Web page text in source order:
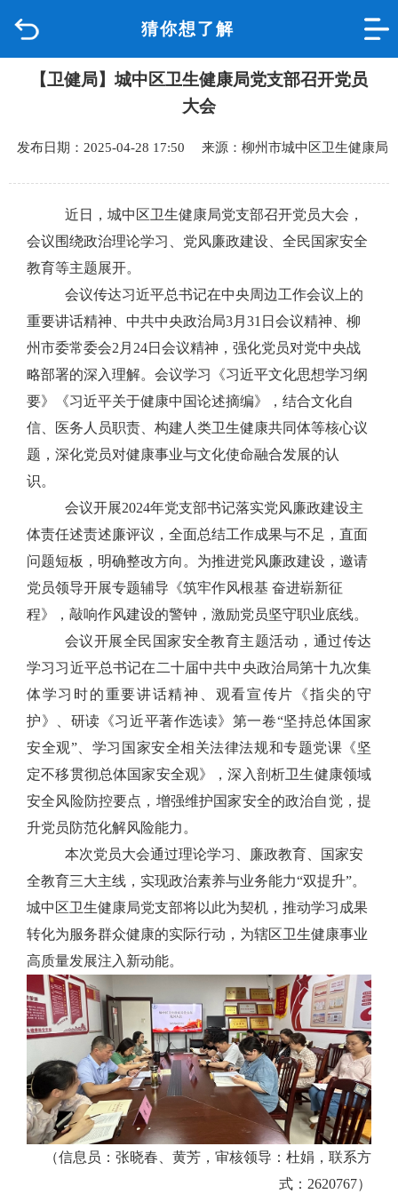
猜你想了解
品质城中
政府信息公开
互动回应
数据专题
【卫健局】城中区卫生健康局党支部召开党员
大会
发布日期：2025-04-28 17:50 来源：柳州市城中区卫生健康局
近日，城中区卫生健康局党支部召开党员大会，
会议围绕政治理论学习、党风廉政建设、全民国家安全
教育等主题展开。
会议传达习近平总书记在中央周边工作会议上的
重要讲话精神、中共中央政治局3月 31 日会议精神、柳
州市委常委会2 月 24日会议精神， 强化党员对党中央战
略部署的深入理解。 会议学习《习近平文化思想学习纲
要》《习近平关于健康中国论述摘编》， 结合文化自
信、医务人员职责、构建人类卫生健康共同体等核心议
题，深化党员对健康事业与文化使命融合发展的认
识。
会议开展2024年党支部书记落实党风廉政建设主
体责任述责述廉评议 ，全面总结工作成果与不足， 直面
问题短板，明确整改方向。 为推进党风廉政建设 ，邀请
党员领导开展专题辅导 《筑牢作风根基 奋进崭新征
程》
，敲响作风建设的警钟， 激励党员坚守职业底线。
会议开展全民国家安全教育主题活动，通过传达
学习习近平总书记在二十届中共中央政治局第十九次集
体学习时的重要讲话精神
、观看宣传片《指尖的守
护》、研读《习近平著作选读》第一卷“坚持总体国家
安全观”、学习国家安全相关法律法规和专题党课 《坚
定不移贯彻总体国家安全观》 ，深入剖析卫生健康领域
安全风险防控要点，增强维护国家安全的政治自觉，提
升党员防范化解风险能力。
本次党员大会通过理论学习、廉政教育、国家安
全教育三大主线，实现政治素养与业务能力“双提升”。
城中区卫生健康局党支部将以此为契机，推动学习成果
转化为服务群众健康的实际行动，为辖区卫生健康事业
高质量发展注入新动能。
（信息员：张晓春、黄芳，审核领导：杜娟，联系方
式： 2620767）